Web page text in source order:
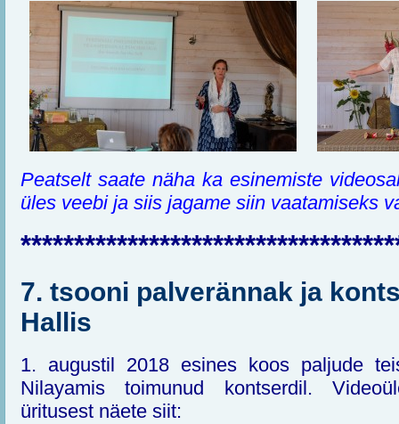
Peatselt saate näha ka esinemiste
üles veebi ja siis jagame siin vaatamiseks
7. tsooni palverännak ja
Hallis
1. augustil 2018 esines koos paljude
Nilayamis toimunud kontserdil.
üritusest näete siit: